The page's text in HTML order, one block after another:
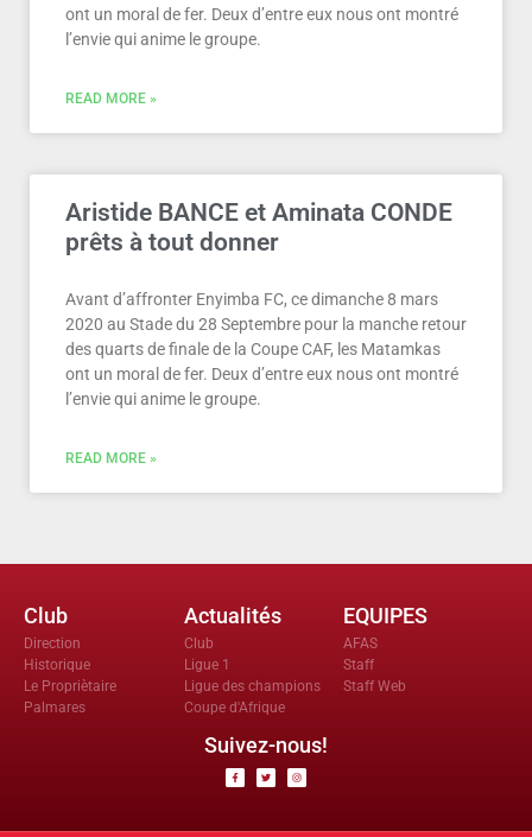
ont un moral de fer. Deux d’entre eux nous ont montré
l’envie qui anime le groupe.
READ MORE »
Aristide BANCE et Aminata CONDE
prêts à tout donner
Avant d’affronter Enyimba FC, ce dimanche 8 mars
2020 au Stade du 28 Septembre pour la manche retour
des quarts de finale de la Coupe CAF, les Matamkas
ont un moral de fer. Deux d’entre eux nous ont montré
l’envie qui anime le groupe.
READ MORE »
Club
Direction
Historique
Le Propriètaire
Palmares
Actualités
Club
Ligue 1
Ligue des champions
Coupe d'Afrique
EQUIPES
AFAS
Staff
Staff Web
Suivez-nous!